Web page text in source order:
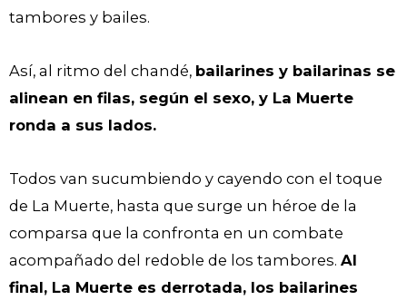
tambores y bailes.
Así, al ritmo del chandé, bailarines y bailarinas se
alinean en filas, según el sexo, y La Muerte
ronda a sus lados.
Todos van sucumbiendo y cayendo con el toque
de La Muerte, hasta que surge un héroe de la
comparsa que la confronta en un combate
acompañado del redoble de los tambores. Al
final, La Muerte es derrotada, los bailarines